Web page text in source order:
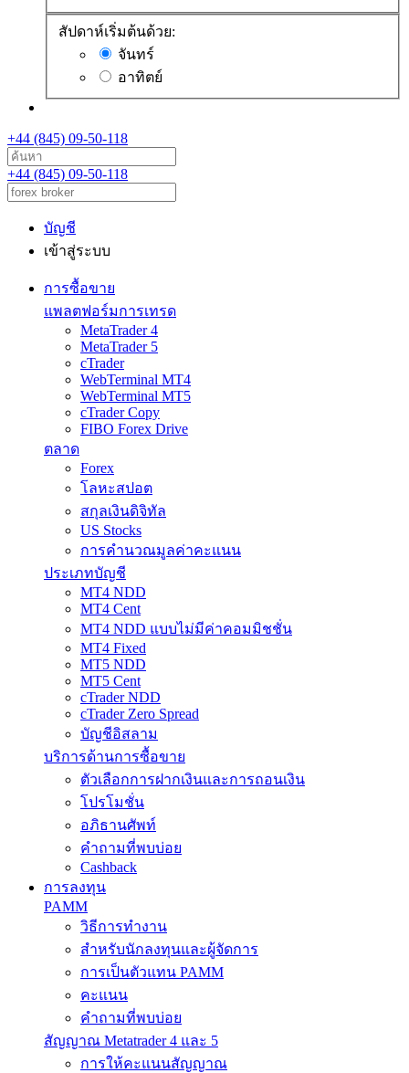
สัปดาห์เริ่มต้นด้วย:
จันทร์
อาทิตย์
+44 (845) 09-50-118
+44 (845) 09-50-118
บัญชี
เข้าสู่ระบบ
การซื้อขาย
แพลตฟอร์มการเทรด
MetaTrader 4
MetaTrader 5
cTrader
WebTerminal MT4
WebTerminal MT5
cTrader Copy
FIBO Forex Drive
ตลาด
Forex
โลหะสปอต
สกุลเงินดิจิทัล
US Stocks
การคำนวณมูลค่าคะแนน
ประเภทบัญชี
MT4 NDD
MT4 Cent
MT4 NDD แบบไม่มีค่าคอมมิชชั่น
MT4 Fixed
MT5 NDD
MT5 Cent
cTrader NDD
cTrader Zero Spread
บัญชีอิสลาม
บริการด้านการซื้อขาย
ตัวเลือกการฝากเงินและการถอนเงิน
โปรโมชั่น
อภิธานศัพท์
คำถามที่พบบ่อย
Cashback
การลงทุน
PAMM
วิธีการทำงาน
สำหรับนักลงทุนและผู้จัดการ
การเป็นตัวแทน PAMM
คะแนน
คำถามที่พบบ่อย
สัญญาณ Metatrader 4 และ 5
การให้คะแนนสัญญาณ